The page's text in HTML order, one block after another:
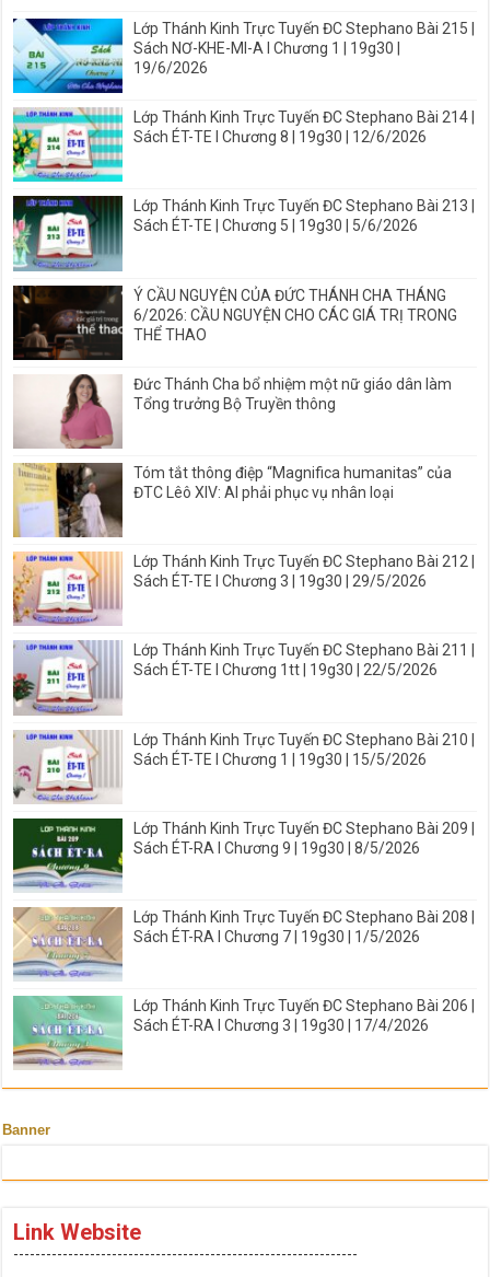
Lớp Thánh Kinh Trực Tuyến ĐC Stephano Bài 215 |
Sách NƠ-KHE-MI-A I Chương 1 | 19g30 |
19/6/2026
Lớp Thánh Kinh Trực Tuyến ĐC Stephano Bài 214 |
Sách ÉT-TE I Chương 8 | 19g30 | 12/6/2026
Lớp Thánh Kinh Trực Tuyến ĐC Stephano Bài 213 |
Sách ÉT-TE | Chương 5 | 19g30 | 5/6/2026
Ý CẦU NGUYỆN CỦA ĐỨC THÁNH CHA THÁNG
6/2026: CẦU NGUYỆN CHO CÁC GIÁ TRỊ TRONG
THỂ THAO
Đức Thánh Cha bổ nhiệm một nữ giáo dân làm
Tổng trưởng Bộ Truyền thông
Tóm tắt thông điệp “Magnifica humanitas” của
ĐTC Lêô XIV: AI phải phục vụ nhân loại
Lớp Thánh Kinh Trực Tuyến ĐC Stephano Bài 212 |
Sách ÉT-TE I Chương 3 | 19g30 | 29/5/2026
Lớp Thánh Kinh Trực Tuyến ĐC Stephano Bài 211 |
Sách ÉT-TE I Chương 1tt | 19g30 | 22/5/2026
Lớp Thánh Kinh Trực Tuyến ĐC Stephano Bài 210 |
Sách ÉT-TE I Chương 1 | 19g30 | 15/5/2026
Lớp Thánh Kinh Trực Tuyến ĐC Stephano Bài 209 |
Sách ÉT-RA I Chương 9 | 19g30 | 8/5/2026
Lớp Thánh Kinh Trực Tuyến ĐC Stephano Bài 208 |
Sách ÉT-RA I Chương 7 | 19g30 | 1/5/2026
Lớp Thánh Kinh Trực Tuyến ĐC Stephano Bài 206 |
Sách ÉT-RA I Chương 3 | 19g30 | 17/4/2026
Banner
Link Website
---------------------------------------------------------------